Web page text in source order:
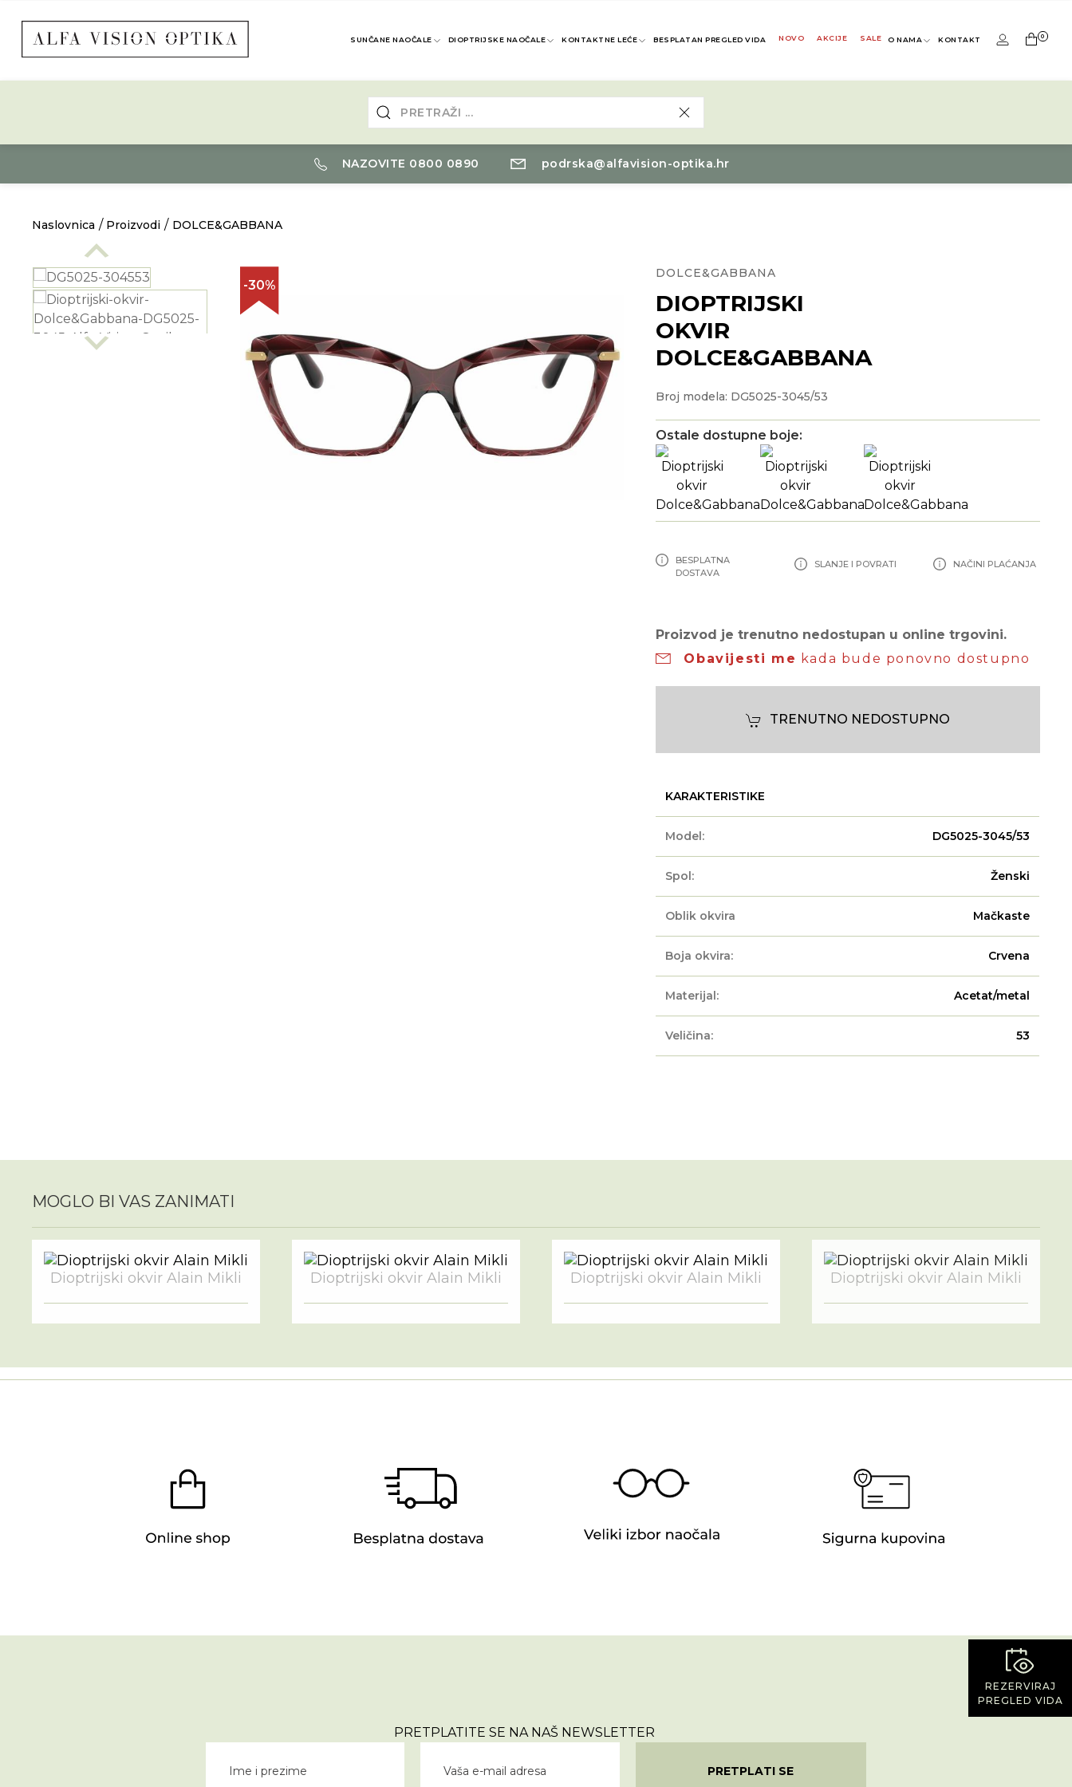
SUNČANE NAOČALE DIOPTRIJSKE NAOČALE KONTAKTNE LEĆE BESPLATAN PREGLED VIDA NOVO AKCIJE SALE O NAMA KONTAKT 0
NAZOVITE 0800 0890 podrska@alfavision-optika.hr
REZERVIRAJ
PREGLED VIDA
Naslovnica Proizvodi DOLCE&GABBANA
-30%
DOLCE&GABBANA
DIOPTRIJSKI
OKVIR
DOLCE&GABBANA
Broj modela: DG5025-3045/53
Ostale dostupne boje:
BESPLATNA
DOSTAVA
SLANJE I POVRATI NAČINI PLAĆANJA
Proizvod je trenutno nedostupan u online trgovini.
Obavijesti me kada bude ponovno dostupno
TRENUTNO NEDOSTUPNO
KARAKTERISTIKE
Model: DG5025-3045/53
Spol: Ženski
Oblik okvira Mačkaste
Boja okvira: Crvena
Materijal: Acetat/metal
Veličina: 53
MOGLO BI VAS ZANIMATI
Dioptrijski okvir Alain Mikli Dioptrijski okvir Alain Mikli Dioptrijski okvir Alain Mikli Dioptrijski okvir Alain Mikli
PRETPLATITE SE NA NAŠ NEWSLETTER
PRETPLATI SE